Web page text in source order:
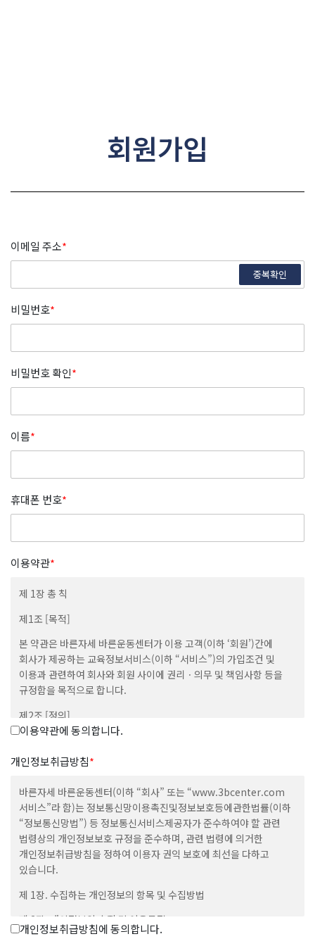
회원가입
이메일 주소*
중복확인
비밀번호*
비밀번호 확인*
이름*
휴대폰 번호*
이용약관*
제 1장 총 칙
제1조 [목적]
본 약관은 바른자세 바른운동센터가 이용 고객(이하 ‘회원’)간에
회사가 제공하는 교육정보서비스(이하 “서비스”)의 가입조건 및
이용과 관련하여 회사와 회원 사이에 권리ㆍ의무 및 책임사항 등을
규정함을 목적으로 합니다.
제2조 [정의]
① 본 약관에서 사용하는 용어의 정의는 다음과 같습니다.
1.”이용자”라 함은 “회사”의 웹사이트에 접속하여 본 약관에 따라
“회사”가 제공하는 “콘텐츠” 및 제반서비스를 이용하는 “회원” 및
“비회원”을 말합니다.
2.”회원”이라 함은 회사의 웹사이트에 접속하여 본 약관에 동의
함으로써 회사와 이용계약을 체결하고 아이디(ID)를 부여받은 자로서
회사가 제공하는 정보와 서비스를 지속적으로 이용할 수 있는 자를
말합니다.
3.”콘텐츠”라 함은 회사 웹사이트에서 제공하는 온라인 강좌 및 기타
관련정보를 의미함으로서, 정보통신망이용촉진 및 정보보호 등에
관한 법률 제2조 제1항 제1호의 규정에 의한 정보통신망에서
자료 또는 정보를 말합니다.
이용약관에 동의합니다.
개인정보취급방침*
바른자세 바른운동센터(이하 “회사” 또는 “www.3bcenter.com
서비스”라 함)는 정보통신망이용촉진및정보보호등에관한법률(이하
“정보통신망법”) 등 정보통신서비스제공자가 준수하여야 할 관련
법령상의 개인정보보호 규정을 준수하며, 관련 법령에 의거한
개인정보취급방침을 정하여 이용자 권익 보호에 최선을 다하고
있습니다.
제 1장. 수집하는 개인정보의 항목 및 수집방법
제 2장. 개인정보의 수집 및 이용목적
개인정보취급방침에 동의합니다.